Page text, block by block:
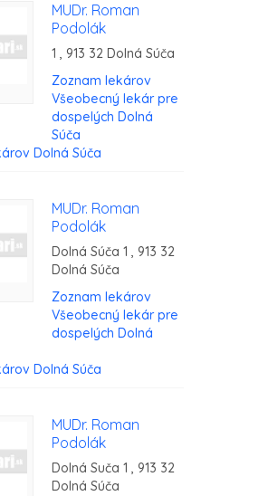
MUDr. Roman
Podolák
1 , 913 32 Dolná Súča
Zoznam lekárov
Všeobecný lekár pre
dospelých Dolná
Súča
Dolná Súča
MUDr. Roman
Podolák
Dolná Súča 1 , 913 32
Dolná Súča
Zoznam lekárov
Všeobecný lekár pre
dospelých Dolná
Dolná Súča
MUDr. Roman
Podolák
Dolná Suča 1 , 913 32
Dolná Súča